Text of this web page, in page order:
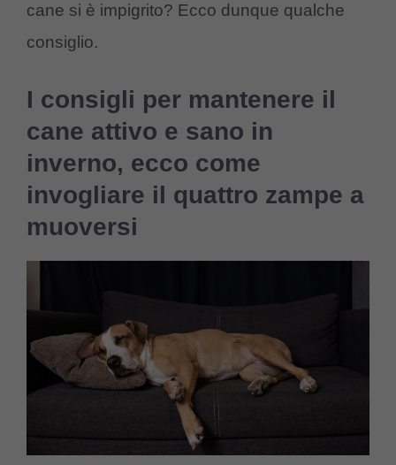
cane si è impigrito? Ecco dunque qualche
consiglio.
I consigli per mantenere il
cane attivo e sano in
inverno, ecco come
invogliare il quattro zampe a
muoversi